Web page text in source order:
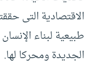
الاقتصادية التى
طبيعية لبناء
الجديدة ومحركا لها.